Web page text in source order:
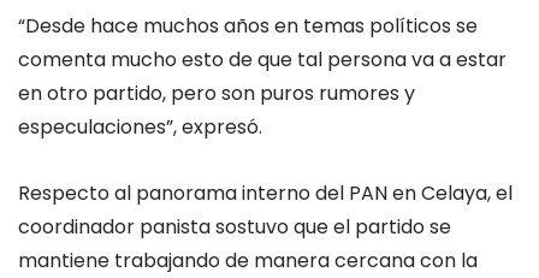
“Desde hace muchos años en temas políticos se
comenta mucho esto de que tal persona va a estar
en otro partido, pero son puros rumores y
especulaciones”, expresó.
Respecto al panorama interno del PAN en Celaya, el
coordinador panista sostuvo que el partido se
mantiene trabajando de manera cercana con la